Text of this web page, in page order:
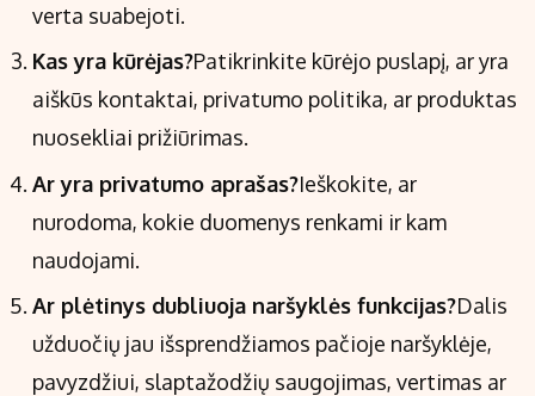
verta suabejoti.
Kas yra kūrėjas?Patikrinkite kūrėjo puslapį, ar yra
aiškūs kontaktai, privatumo politika, ar produktas
nuosekliai prižiūrimas.
Ar yra privatumo aprašas?Ieškokite, ar
nurodoma, kokie duomenys renkami ir kam
naudojami.
Ar plėtinys dubliuoja naršyklės funkcijas?Dalis
užduočių jau išsprendžiamos pačioje naršyklėje,
pavyzdžiui, slaptažodžių saugojimas, vertimas ar